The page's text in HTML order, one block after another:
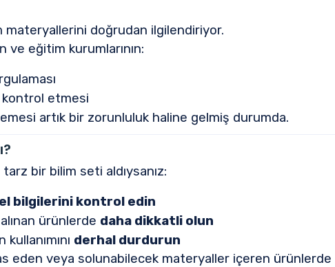
materyallerini doğrudan ilgilendiriyor.
ve eğitim kurumlarının:
kontrol etmesi
artık bir zorunluluk haline gelmiş durumda.
bir bilim seti aldıysanız:
bilgilerini kontrol edin
ürünlerde daha dikkatli olun
derhal durdurun
eden veya solunabilecek materyaller içeren ürünlerde